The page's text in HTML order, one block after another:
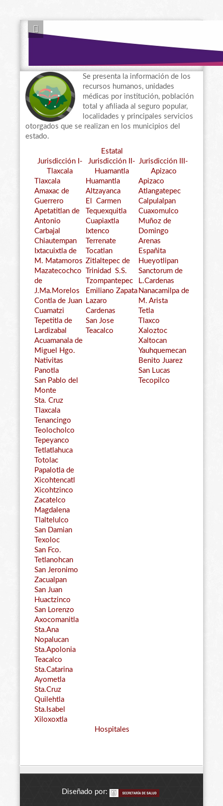
Se presenta la información de los
recursos humanos, unidades
médicas por institución, población
total y afiliada al seguro popular,
localidades y principales servicios
otorgados que se realizan en los municipios del
estado.
Estatal
Jurisdicción I-
Tlaxcala
Jurisdicción II-
Huamantla
Jurisdicción III-
Apizaco
Tlaxcala
Amaxac de
Guerrero
Apetatitlan de
Antonio
Carbajal
Chiautempan
Ixtacuixtla de
M. Matamoros
Mazatecochco
de
J.Ma.Morelos
Contla de Juan
Cuamatzi
Tepetitla de
Lardizabal
Acuamanala de
Miguel Hgo.
Nativitas
Panotla
San Pablo del
Monte
Sta. Cruz
Tlaxcala
Tenancingo
Teolocholco
Tepeyanco
Tetlatlahuca
Totolac
Papalotla de
Xicohtencatl
Xicohtzinco
Zacatelco
Magdalena
Tlaltelulco
San Damian
Texoloc
San Fco.
Tetlanohcan
San Jeronimo
Zacualpan
San Juan
Huactzinco
San Lorenzo
Axocomanitla
Sta.Ana
Nopalucan
Sta.Apolonia
Teacalco
Sta.Catarina
Ayometla
Sta.Cruz
Quilehtla
Sta.Isabel
Xiloxoxtla
Huamantla
Altzayanca
El Carmen
Tequexquitla
Cuapiaxtla
Ixtenco
Terrenate
Tocatlan
Zitlaltepec de
Trinidad S.S.
Tzompantepec
Emiliano Zapata
Lazaro
Cardenas
San Jose
Teacalco
Apizaco
Atlangatepec
Calpulalpan
Cuaxomulco
Muñoz de
Domingo
Arenas
Españita
Hueyotlipan
Sanctorum de
L.Cardenas
Nanacamilpa de
M. Arista
Tetla
Tlaxco
Xaloztoc
Xaltocan
Yauhquemecan
Benito Juarez
San Lucas
Tecopilco
Hospitales
Diseñado por: